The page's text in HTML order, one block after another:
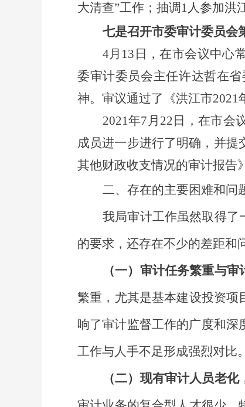
大清查”工作；抽调1人参加洪
七是召开市委审计委员会
4月13日 ，在市会议中心
委审计委员会主任许达哲在
神。审议通过了《洪江市2021
2021年7月22日，在市会
成员进一步进行了明确，并提
其他财政收支情况的审计报告
二、 存在的主要困难和问
我局审计工作虽然取得了
的要求，还存在不少的差距和
（一） 审计任务繁重与审
繁重，尤其是基本建设投资项
响了审计监督工作的广度和深
工作与人手不足形成强烈对比。
（二）现有审计人员老化